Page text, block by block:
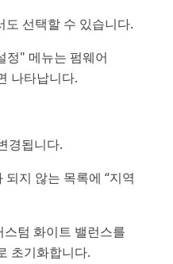
선택할 수 있습니다.
정" 메뉴는 펌웨어
나타납니다.
경됩니다.
되지 않는 목록에 “지역
텀 화이트 밸런스를
초기화합니다.